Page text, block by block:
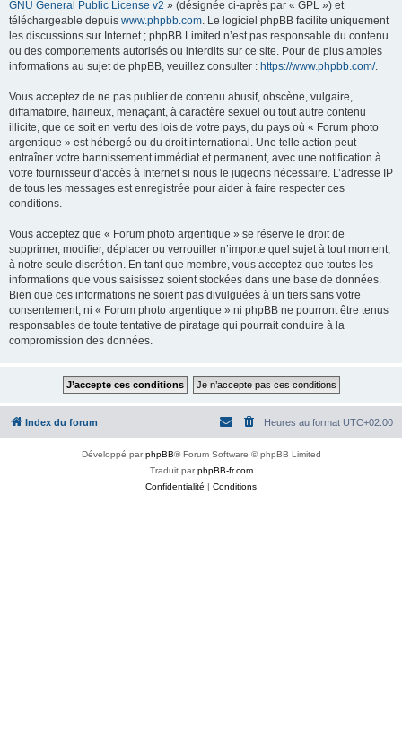
GNU General Public License v2 » (désignée ci-après par « GPL ») et
téléchargeable depuis www.phpbb.com. Le logiciel phpBB facilite uniquement
les discussions sur Internet ; phpBB Limited n’est pas responsable du contenu
ou des comportements autorisés ou interdits sur ce site. Pour de plus amples
informations au sujet de phpBB, veuillez consulter : https://www.phpbb.com/.
Vous acceptez de ne pas publier de contenu abusif, obscène, vulgaire,
diffamatoire, haineux, menaçant, à caractère sexuel ou tout autre contenu
illicite, que ce soit en vertu des lois de votre pays, du pays où « Forum photo
argentique » est hébergé ou du droit international. Une telle action peut
entraîner votre bannissement immédiat et permanent, avec une notification à
votre fournisseur d’accès à Internet si nous le jugeons nécessaire. L’adresse IP
de tous les messages est enregistrée pour aider à faire respecter ces
conditions.
Vous acceptez que « Forum photo argentique » se réserve le droit de
supprimer, modifier, déplacer ou verrouiller n’importe quel sujet à tout moment,
à notre seule discrétion. En tant que membre, vous acceptez que toutes les
informations que vous saisissez soient stockées dans une base de données.
Bien que ces informations ne soient pas divulguées à un tiers sans votre
consentement, ni « Forum photo argentique » ni phpBB ne pourront être tenus
responsables de toute tentative de piratage qui pourrait conduire à la
compromission des données.
Index du forum Heures au format UTC+02:00
Développé parphpBB® Forum Software © phpBB Limited
Traduit parphpBB-fr.com
Confidentialité | Conditions